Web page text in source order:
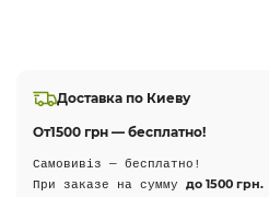
Доставка по Киеву
От1500 грн — бесплатно!
Самовивіз — бесплатно!
При заказе на сумму до 1500 грн.